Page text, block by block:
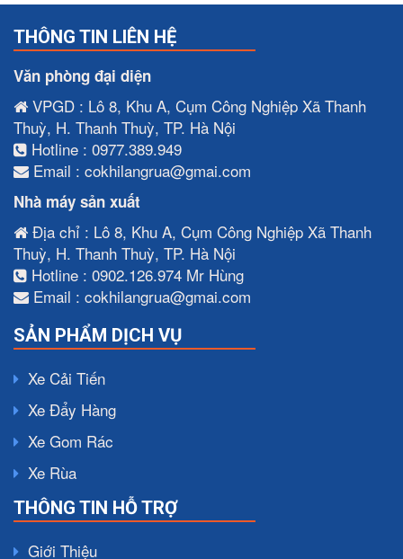
THÔNG TIN LIÊN HỆ
Văn phòng đại diện
VPGD : Lô 8, Khu A, Cụm Công Nghiệp Xã Thanh
Thuỳ, H. Thanh Thuỳ, TP. Hà Nội
Hotline : 0977.389.949
Email : cokhilangrua@gmai.com
Nhà máy sản xuất
Địa chỉ : Lô 8, Khu A, Cụm Công Nghiệp Xã Thanh
Thuỳ, H. Thanh Thuỳ, TP. Hà Nội
Hotline : 0902.126.974 Mr Hùng
Email : cokhilangrua@gmai.com
SẢN PHẨM DỊCH VỤ
Xe Cải Tiến
Xe Đẩy Hàng
Xe Gom Rác
Xe Rùa
THÔNG TIN HỖ TRỢ
Giới Thiệu